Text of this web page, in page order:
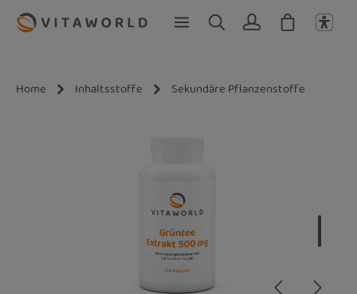
Zum Hauptinhalt springen
Home Inhaltsstoffe Sekundäre Pflanzenstoffe